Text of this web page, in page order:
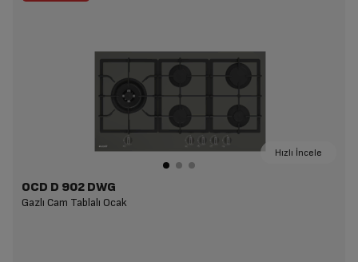
Hızlı İncele
OCD D 902 DWG
Gazlı Cam Tablalı Ocak